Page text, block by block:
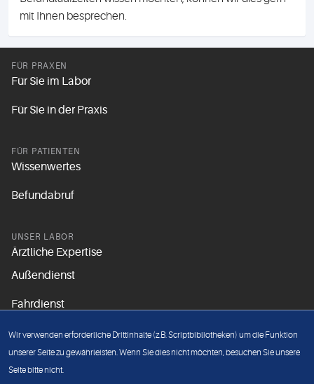
mit Ihnen besprechen.
FÜR PRAXEN
Für Sie im Labor
Für Sie in der Praxis
FÜR PATIENTEN
Wissenwertes
Befundabruf
UNSER LABOR
Ärztliche Expertise
Außendienst
Fahrdienst
Unsere Grundsätze
Wir verwenden erforderliche Drittinhalte (z.B. Scriptbibliotheken) um die Funktion
unserer Seite zu gewährleisten. Wenn Sie dies nicht möchten, besuchen Sie unsere
Seite bitte nicht.